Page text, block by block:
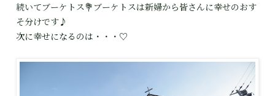
続いてブーケトス💐ブーケトスは新婦から皆さんに幸せのおす
そ分けです♪
次に幸せになるのは・・・♡